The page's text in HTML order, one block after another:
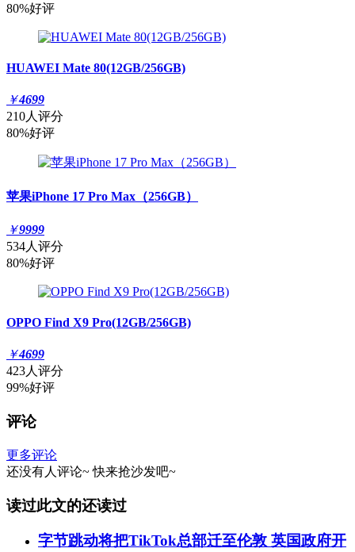
80%好评
HUAWEI Mate 80(12GB/256GB)
￥4699
210人评分
80%好评
苹果iPhone 17 Pro Max（256GB）
￥9999
534人评分
80%好评
OPPO Find X9 Pro(12GB/256GB)
￥4699
423人评分
99%好评
评论
更多评论
还没有人评论~ 快来抢沙发吧~
读过此文的还读过
字节跳动将把TikTok总部迁至伦敦 英国政府开